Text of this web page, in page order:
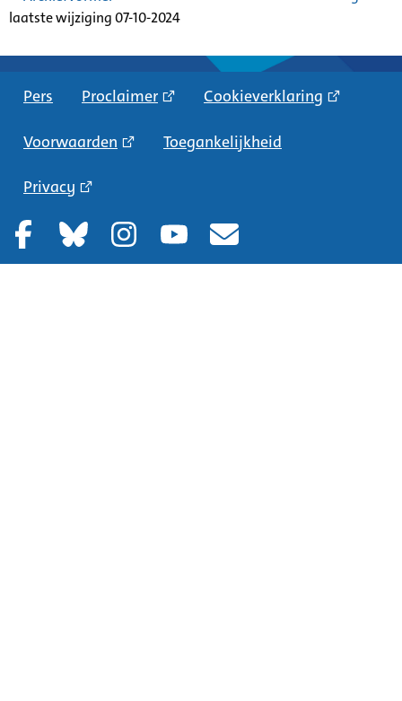
laatste wijziging 07-10-2024
Pers Proclaimer Cookieverklaring
Voorwaarden Toegankelijkheid
Privacy